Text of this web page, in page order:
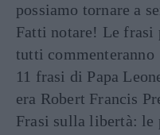
possiamo tornare a
Fatti notare! Le frasi
tutti commenteranno
11 frasi di Papa
era Robert Francis
Frasi sulla libertà: le